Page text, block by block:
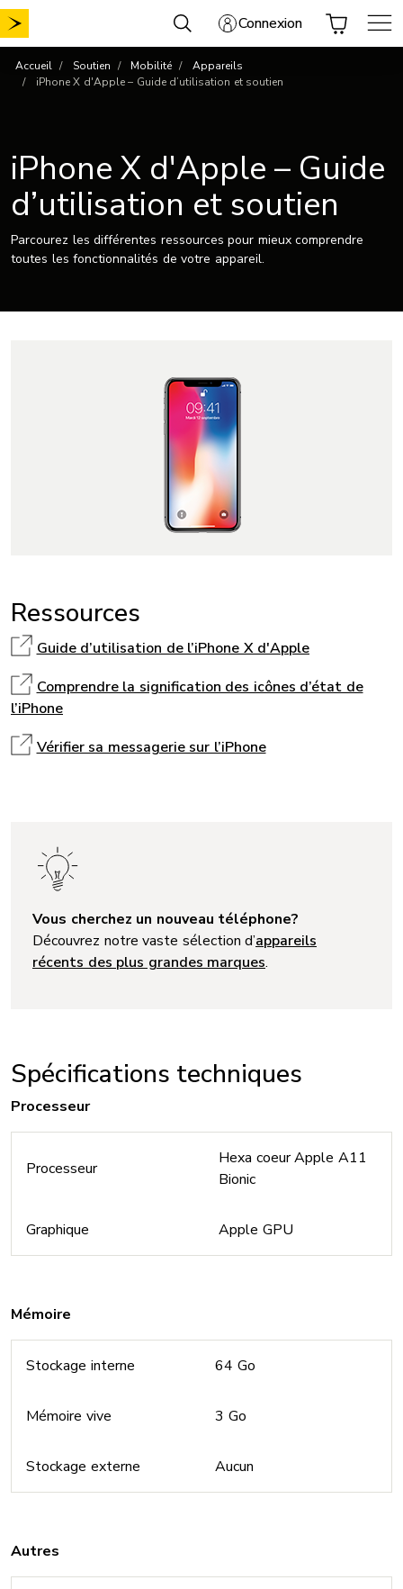
Aller
au
Connexion
Accueil Soutien Mobilité
Appareils
iPhone X d'Apple – Guide d’utilisation et soutien
iPhone X d'Apple – Guide
d’utilisation et soutien
Parcourez les différentes ressources pour mieux comprendre
toutes les fonctionnalités de votre appareil.
Ressources
Guide d’utilisation de l’iPhone X d'Apple
Comprendre la signification des icônes d’état de
l’iPhone
Vérifier sa messagerie sur l’iPhone
Vous cherchez un nouveau téléphone?
Découvrez notre vaste sélection d’appareils
récents des plus grandes marques.
Spécifications techniques
Processeur
Processeur
Hexa coeur Apple A11
Bionic
Graphique Apple GPU
Mémoire
Stockage interne 64 Go
Mémoire vive 3 Go
Stockage externe Aucun
Autres